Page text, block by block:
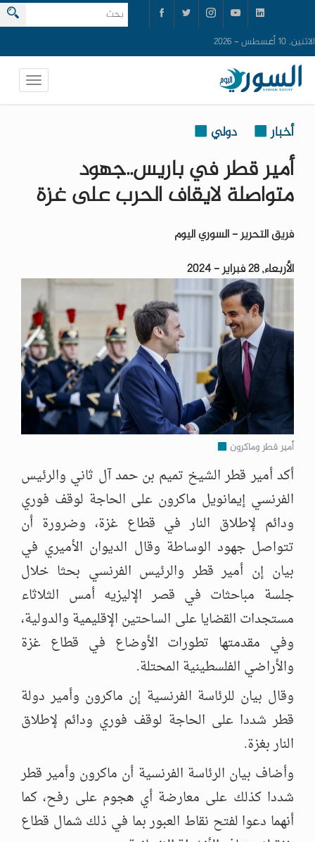
الاثنين, 10 أغسطس - 2026
أخبار دولي
أمير قطر في باريس..جهود
متواصلة لايقاف الحرب على غزة
فريق التحرير - السوري اليوم
الأربعاء, 28 فبراير - 2024
أمير قطر وماكرون
أكد أمير قطر الشيخ تميم بن حمد آل ثاني والرئيس
الفرنسي إيمانويل ماكرون على الحاجة لوقف فوري
ودائم لإطلاق النار في قطاع غزة، وضرورة أن
تتواصل جهود الوساطة وقال الديوان الأميري في
بيان إن أمير قطر والرئيس الفرنسي بحثا خلال
جلسة مباحثات في قصر الإليزيه أمس الثلاثاء
مستجدات القضايا على الساحتين الإقليمية والدولية،
وفي مقدمتها تطورات الأوضاع في قطاع غزة
والأراضي الفلسطينية المحتلة.
وقال بيان للرئاسة الفرنسية إن ماكرون وأمير دولة
قطر شددا على الحاجة لوقف فوري ودائم لإطلاق
النار بغزة.
وأضاف بيان الرئاسة الفرنسية أن ماكرون وأمير قطر
شددا كذلك على معارضة أي هجوم على رفح، كما
أنهما دعوا لفتح نقاط العبور بما في ذلك شمال قطاع